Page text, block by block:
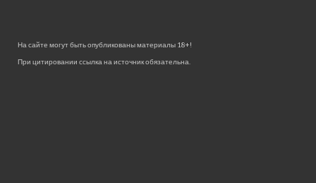
На сайте могут быть опубликованы материалы 18+!
При цитировании ссылка на источник обязательна.